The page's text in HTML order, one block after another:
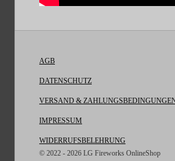
AGB
DATENSCHUTZ
VERSAND &
IMPRESSUM
WIDERRUFSBELEHRUNG
© 2022 - 2026 LG Fireworks OnlineShop